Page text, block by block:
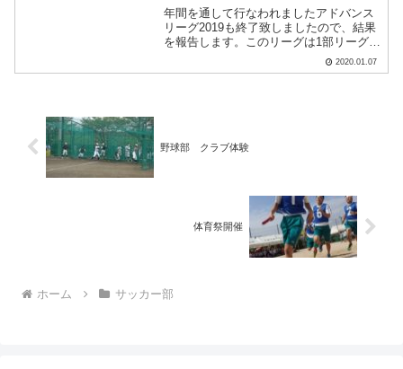
年間を通して行なわれましたアドバンス
リーグ2019も終了致しましたので、結果
を報告します。このリーグは1部リーグか
ら5部リーグまであります。本校は ト
ップチーム→1部 セカンドチーム
2020.01.07
野球部 クラブ体験
体育祭開催
ホーム サッカー部